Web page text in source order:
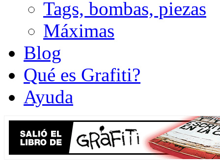
Tags, bombas, piezas
Máximas
Blog
Qué es Grafiti?
Ayuda